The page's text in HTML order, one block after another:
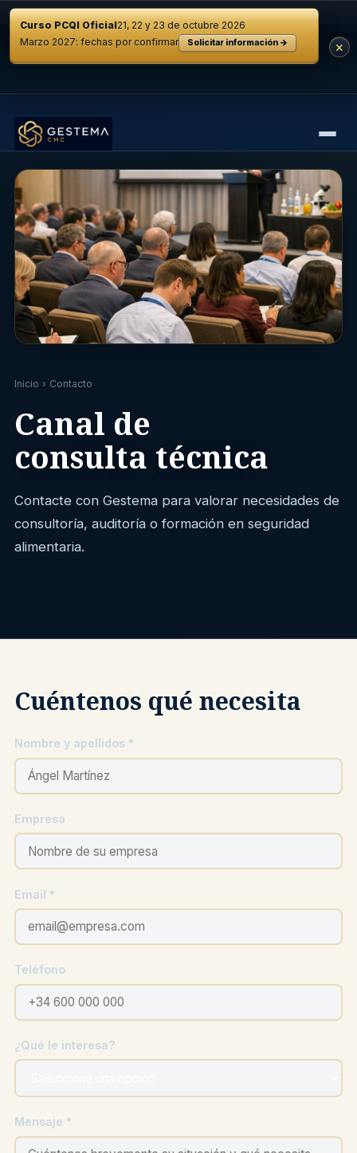
Curso PCQI Oficial21, 22 y 23 de octubre 2026
Marzo 2027: fechas por confirmar
Solicitar información → ×
Inicio › Contacto
Canal de
consulta técnica
Contacte con Gestema para valorar necesidades de
consultoría, auditoría o formación en seguridad
alimentaria.
Cuéntenos qué necesita
Nombre y apellidos *
Empresa
Email *
Teléfono
¿Qué le interesa?
Mensaje *